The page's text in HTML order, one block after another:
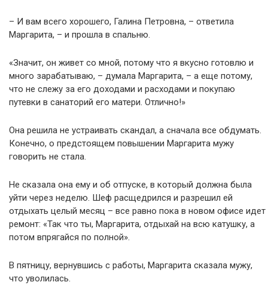
– И вам всего хорошего, Галина Петровна, – ответила
Маргарита, – и прошла в спальню.
«Значит, он живет со мной, потому что я вкусно готовлю и
много зарабатываю, – думала Маргарита, – а еще потому,
что не слежу за его доходами и расходами и покупаю
путевки в санаторий его матери. Отлично!»
Она решила не устраивать скандал, а сначала все обдумать.
Конечно, о предстоящем повышении Маргарита мужу
говорить не стала.
Не сказала она ему и об отпуске, в который должна была
уйти через неделю. Шеф расщедрился и разрешил ей
отдыхать целый месяц – все равно пока в новом офисе идет
ремонт: «Так что ты, Маргарита, отдыхай на всю катушку, а
потом впрягайся по полной».
В пятницу, вернувшись с работы, Маргарита сказала мужу,
что уволилась.